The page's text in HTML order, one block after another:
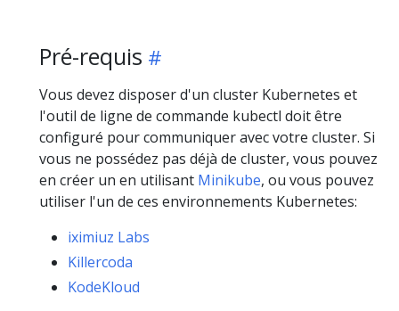
Pré-requis
Vous devez disposer d'un cluster Kubernetes et
l'outil de ligne de commande kubectl doit être
configuré pour communiquer avec votre cluster. Si
vous ne possédez pas déjà de cluster, vous pouvez
en créer un en utilisant Minikube, ou vous pouvez
utiliser l'un de ces environnements Kubernetes:
iximiuz Labs
Killercoda
KodeKloud